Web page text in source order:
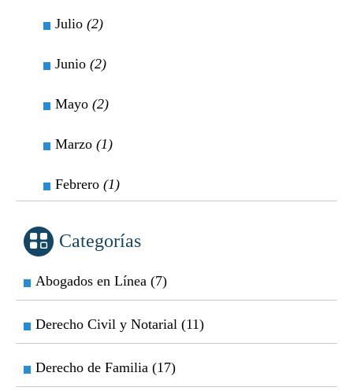
Julio (2)
Junio (2)
Mayo (2)
Marzo (1)
Febrero (1)
Categorías
Abogados en Línea (7)
Derecho Civil y Notarial (11)
Derecho de Familia (17)